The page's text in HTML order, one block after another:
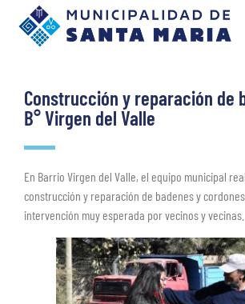
Construcción y reparación de
B° Virgen del Valle
En Barrio Virgen del Valle, el equipo municipal
construcción y reparación de badenes y
intervención muy esperada por vecinos y vecinas.